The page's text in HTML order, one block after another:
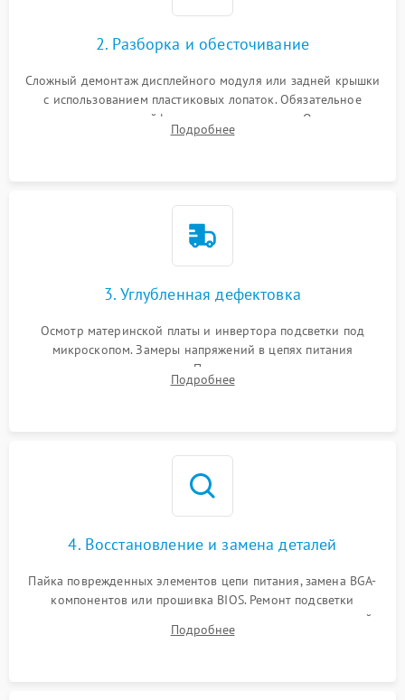
Повреждение внутренних проводов
Механические повреждения
Поломка батареи (если
Неисправность тачпада
1500 ₽ Подробнее →
1000 ₽
Неисправность BIOS 1500 ₽ Подробнее →
2. Разборка и обесточивание
Сложный демонтаж дисплейного модуля или задней крышки
с использованием пластиковых лопаток. Обязательное
отключение шлейфов матрицы и питания. Очистка
массивной системы охлаждения от скопившейся пыли.
Подробнее
3. Углубленная дефектовка
Осмотр материнской платы и инвертора подсветки под
микроскопом. Замеры напряжений в цепях питания
процессора и видеокарты. Проверка состояния жесткого
диска и оперативной памяти с помощью POST-карт и
Подробнее
4. Восстановление и замена деталей
Пайка поврежденных элементов цепи питания, замена BGA-
компонентов или прошивка BIOS. Ремонт подсветки
матрицы, замена неисправного накопителя на скоростной
SSD или установка новых модулей памяти.
Подробнее